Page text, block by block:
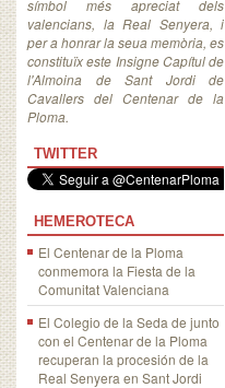
símbol més apreciat dels
valencians, la Real Senyera, i
per a honrar la seua memòria, es
constituïx este Insigne Capítul de
l'Almoina de Sant Jordi de
Cavallers del Centenar de la
Ploma.
TWITTER
HEMEROTECA
El Centenar de la Ploma
conmemora la Fiesta de la
Comunitat Valenciana
El Colegio de la Seda de junto
con el Centenar de la Ploma
recuperan la procesión de la
Real Senyera en Sant Jordi